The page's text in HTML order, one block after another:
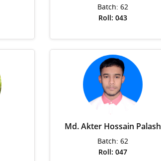
Batch: 62
Roll: 043
Md. Akter Hossain Palash
Batch: 62
Roll: 047